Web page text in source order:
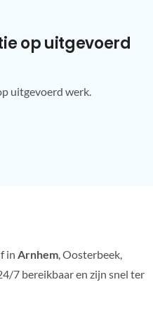
op uitgevoerd
uitgevoerd werk.
in Arnhem, Oosterbeek,
7 bereikbaar en zijn snel ter